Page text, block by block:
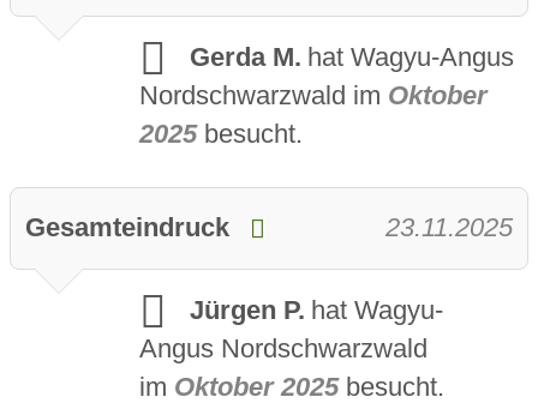
Gerda M. hat Wagyu-Angus
Nordschwarzwald im Oktober
2025 besucht.
Gesamteindruck 23.11.2025
Jürgen P. hat Wagyu-
Angus Nordschwarzwald
im Oktober 2025 besucht.